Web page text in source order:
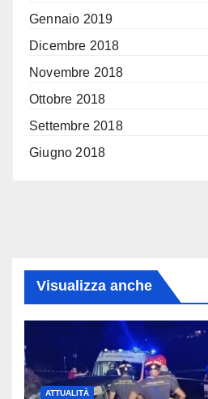
Gennaio 2019
Dicembre 2018
Novembre 2018
Ottobre 2018
Settembre 2018
Giugno 2018
Visualizza anche
ATTUALITÀ